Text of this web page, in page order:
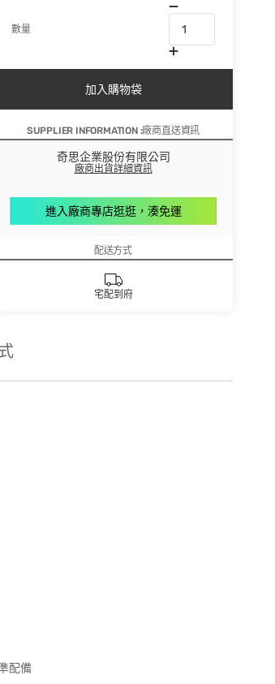
數量
加入購物袋
SUPPLIER INFORMATION :廠商直送資訊
奇思企業股份有限公司
廠商出貨詳細資訊
進入廠商專店逛逛，湊免運
配送方式
宅配到府
配備